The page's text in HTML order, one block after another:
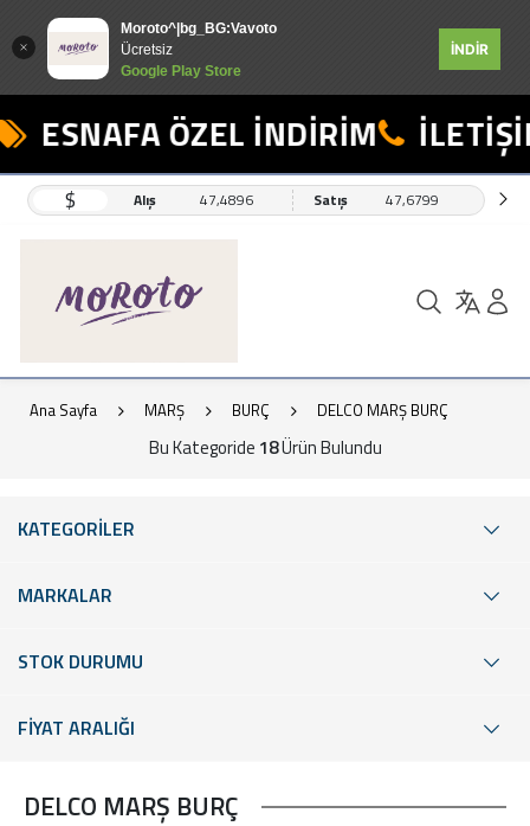
Moroto^|bg_BG:Vavoto
Ücretsiz
Google Play Store
İNDİR
ESNAFA ÖZEL İNDİRİM
$ Alış 47,4896 Satış 47,6799
Ana Sayfa MARŞ BURÇ DELCO MARŞ BURÇ
Bu Kategoride 18Ürün Bulundu
KATEGORİLER
MARKALAR
STOK DURUMU
FİYAT ARALIĞI
DELCO MARŞ BURÇ